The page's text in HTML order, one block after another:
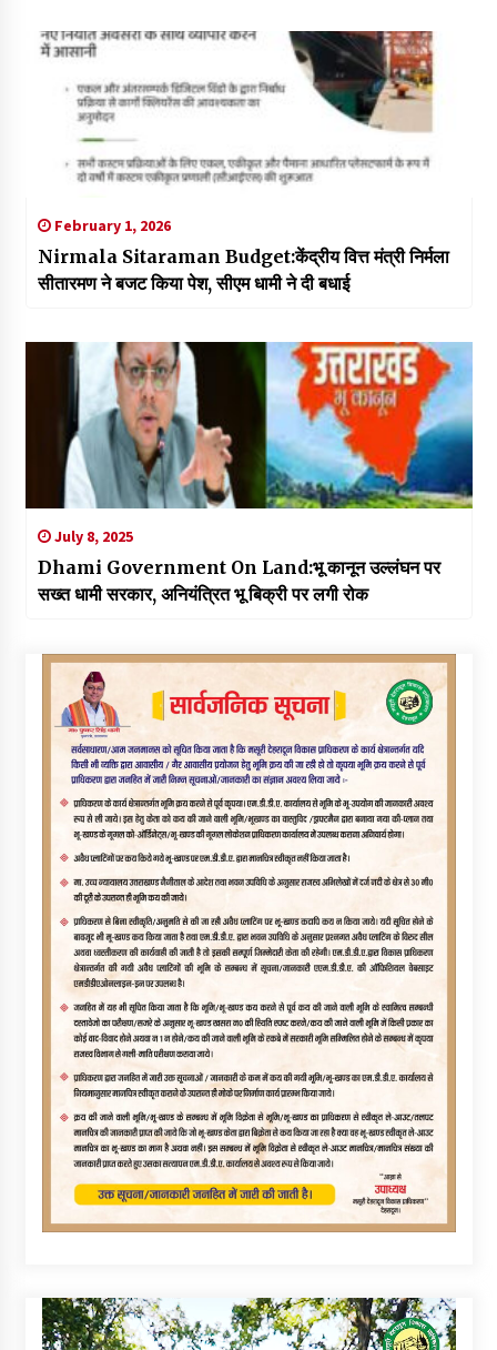
February 1, 2026
Nirmala Sitaraman Budget:केंद्रीय वित्त मंत्री निर्मला
सीतारमण ने बजट किया पेश, सीएम धामी ने दी बधाई
July 8, 2025
Dhami Government On Land:भू कानून उल्लंघन पर
सख्त धामी सरकार, अनियंत्रित भू बिक्री पर लगी रोक